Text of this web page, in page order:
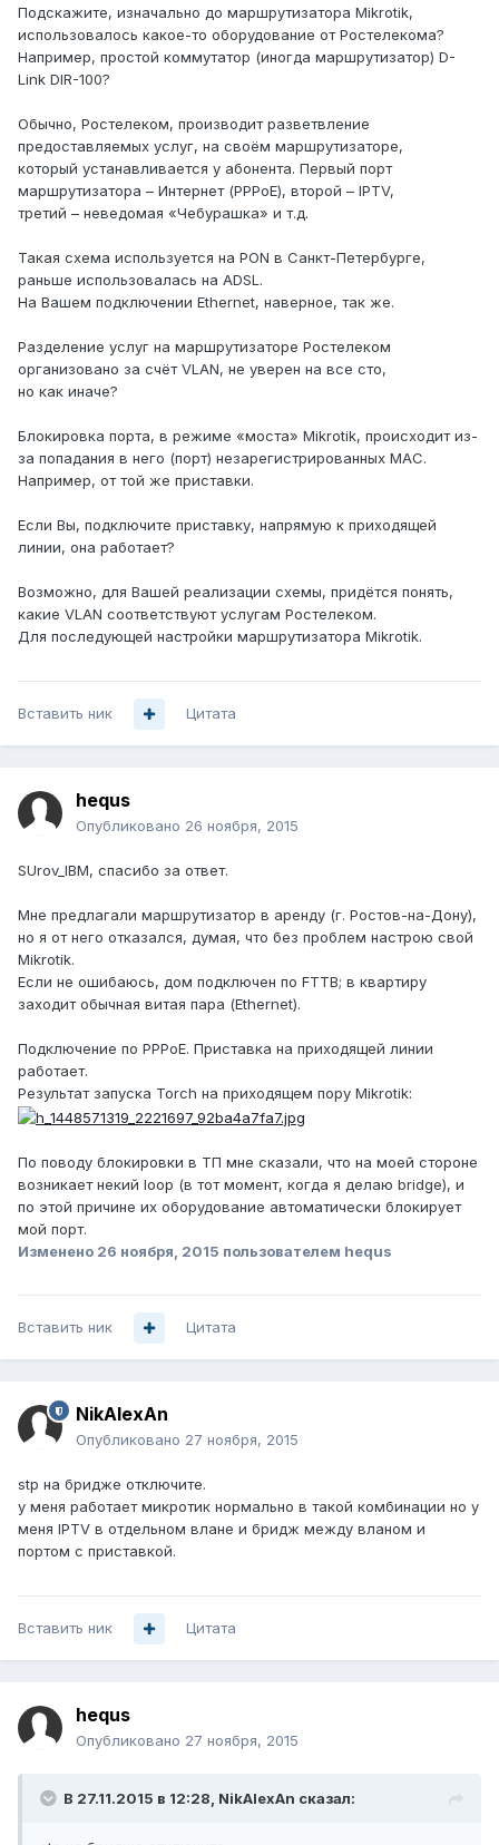
Подскажите, изначально до маршрутизатора Mikrotik,
использовалось какое-то оборудование от Ростелекома?
Например, простой коммутатор (иногда маршрутизатор) D-
Link DIR-100?
Обычно, Ростелеком, производит разветвление
предоставляемых услуг, на своём маршрутизаторе,
который устанавливается у абонента. Первый порт
маршрутизатора – Интернет (PPPoE), второй – IPTV,
третий – неведомая «Чебурашка» и т.д.
Такая схема используется на PON в Санкт-Петербурге,
раньше использовалась на ADSL.
На Вашем подключении Ethernet, наверное, так же.
Разделение услуг на маршрутизаторе Ростелеком
организовано за счёт VLAN, не уверен на все сто,
но как иначе?
Блокировка порта, в режиме «моста» Mikrotik, происходит из-
за попадания в него (порт) незарегистрированных MAC.
Например, от той же приставки.
Если Вы, подключите приставку, напрямую к приходящей
линии, она работает?
Возможно, для Вашей реализации схемы, придётся понять,
какие VLAN соответствуют услугам Ростелеком.
Для последующей настройки маршрутизатора Mikrotik.
Вставить ник Цитата
hequs
Опубликовано 26 ноября, 2015
SUrov_IBM, спасибо за ответ.
Мне предлагали маршрутизатор в аренду (г. Ростов-на-Дону),
но я от него отказался, думая, что без проблем настрою свой
Mikrotik.
Если не ошибаюсь, дом подключен по FTTB; в квартиру
заходит обычная витая пара (Ethernet).
Подключение по PPPoE. Приставка на приходящей линии
работает.
Результат запуска Torch на приходящем пору Mikrotik:
По поводу блокировки в ТП мне сказали, что на моей стороне
возникает некий loop (в тот момент, когда я делаю bridge), и
по этой причине их оборудование автоматически блокирует
мой порт.
Изменено 26 ноября, 2015 пользователем hequs
Вставить ник Цитата
NikAlexAn
Опубликовано 27 ноября, 2015
stp на бридже отключите.
у меня работает микротик нормально в такой комбинации но у
меня IPTV в отдельном влане и бридж между вланом и
портом с приставкой.
Вставить ник Цитата
hequs
Опубликовано 27 ноября, 2015
В 27.11.2015 в 12:28, NikAlexAn сказал: